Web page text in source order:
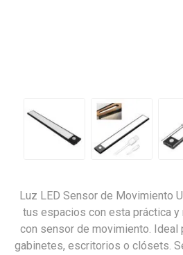
Luz LED Sensor de Movimiento
tus espacios con esta práctica y
con sensor de movimiento. Ideal
gabinetes, escritorios o clósets.